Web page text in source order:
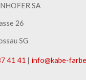
SA
26
SG
41 41 | info@kabe-